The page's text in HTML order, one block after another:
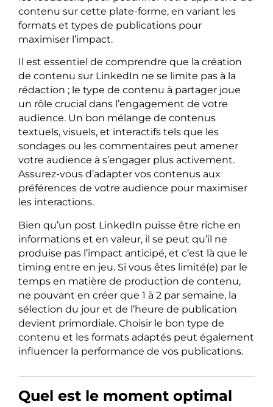
contenu sur cette plate-forme, en variant les
formats et types de publications pour
maximiser l’impact.
Il est essentiel de comprendre que la création
de contenu sur LinkedIn ne se limite pas à la
rédaction ; le type de contenu à partager joue
un rôle crucial dans l’engagement de votre
audience. Un bon mélange de contenus
textuels, visuels, et interactifs tels que les
sondages ou les commentaires peut amener
votre audience à s’engager plus activement.
Assurez-vous d’adapter vos contenus aux
préférences de votre audience pour maximiser
les interactions.
Bien qu’un post LinkedIn puisse être riche en
informations et en valeur, il se peut qu’il ne
produise pas l’impact anticipé, et c’est là que le
timing entre en jeu. Si vous êtes limité(e) par le
temps en matière de production de contenu,
ne pouvant en créer que 1 à 2 par semaine, la
sélection du jour et de l’heure de publication
devient primordiale. Choisir le bon type de
contenu et les formats adaptés peut également
influencer la performance de vos publications.
Quel est le moment optimal